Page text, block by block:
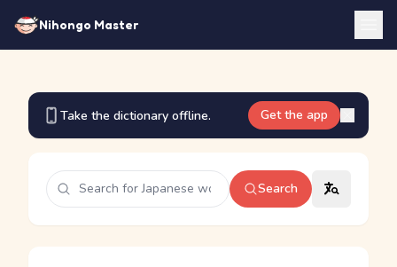
Nihongo Master
Take the dictionary offline. Get the app
Search